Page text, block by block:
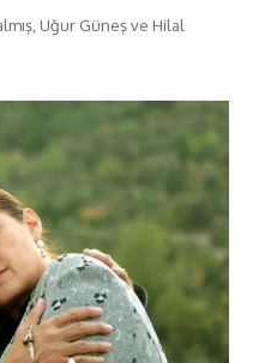
Uğur Güneş ve Hilal